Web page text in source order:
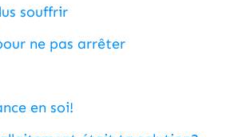
souffrir
ne pas arrêter
en soi!